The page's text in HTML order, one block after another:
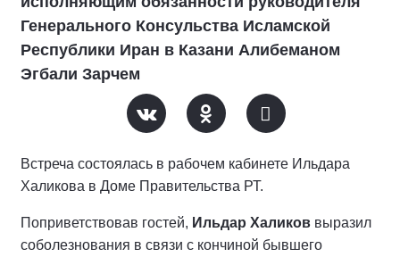
Генерального Консульства Исламской
Республики Иран в Казани Алибеманом
Эгбали Зарчем
Встреча состоялась в рабочем кабинете Ильдара
Халикова в Доме Правительства РТ.
Поприветствовав гостей, Ильдар Халиков выразил
соболезнования в связи с кончиной бывшего